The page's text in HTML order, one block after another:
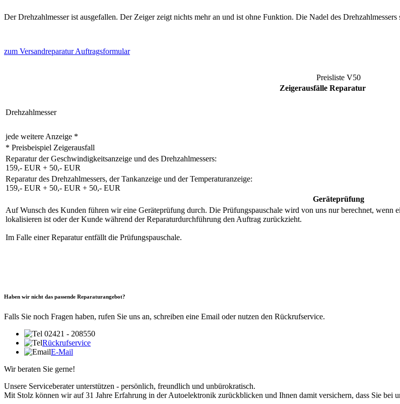
Der Drehzahlmesser ist ausgefallen. Der Zeiger zeigt nichts mehr an und ist ohne Funktion. Die Nadel des
zum Versandreparatur Auftragsformular
Preisliste V50
Zeigerausfälle Reparatur
Drehzahlmesser
jede weitere Anzeige *
* Preisbeispiel Zeigerausfall
Reparatur der Geschwindigkeitsanzeige und des Drehzahlmessers:
159,- EUR + 50,- EUR
Reparatur des Drehzahlmessers, der Tankanzeige und der Temperaturanzeige:
159,- EUR + 50,- EUR + 50,- EUR
Geräteprüfung
Auf Wunsch des Kunden führen wir eine Geräteprüfung durch. Die Prüfungspauschale wird von uns nur berechnet, wenn
lokalisieren ist oder der Kunde während der Reparaturdurchführung den Auftrag zurückzieht.
Im Falle einer Reparatur entfällt die Prüfungspauschale.
Haben wir nicht das passende Reparaturangebot?
Falls Sie noch Fragen haben, rufen Sie uns an, schreiben eine Email oder nutzen den Rückrufservice.
02421 - 208550
Rückrufservice
E-Mail
Wir beraten Sie gerne!
Unsere Serviceberater unterstützen - persönlich, freundlich und unbürokratisch.
Mit Stolz können wir auf 31 Jahre Erfahrung in der Autoelektronik zurückblicken und Ihnen damit versichern, dass Sie bei